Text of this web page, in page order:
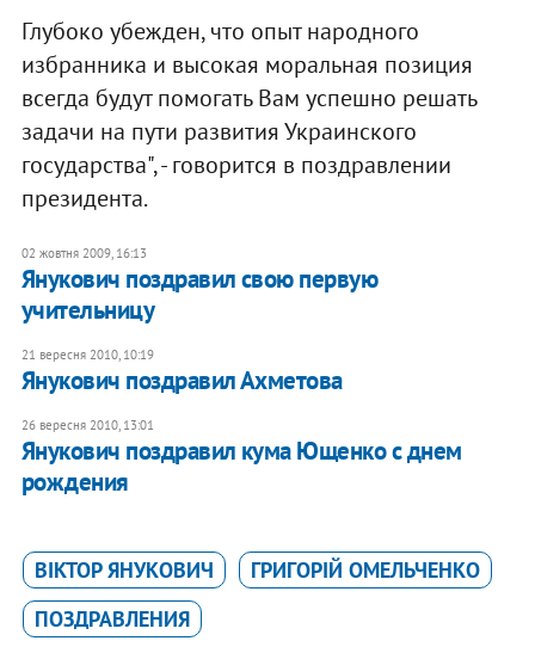
Глубоко убежден, что опыт народного
избранника и высокая моральная позиция
всегда будут помогать Вам успешно решать
задачи на пути развития Украинского
государства", - говорится в поздравлении
президента.
02 жовтня 2009, 16:13
Янукович поздравил свою первую
учительницу
21 вересня 2010, 10:19
Янукович поздравил Ахметова
26 вересня 2010, 13:01
Янукович поздравил кума Ющенко с днем
рождения
ВІКТОР ЯНУКОВИЧ
ГРИГОРІЙ ОМЕЛЬЧЕНКО
ПОЗДРАВЛЕНИЯ